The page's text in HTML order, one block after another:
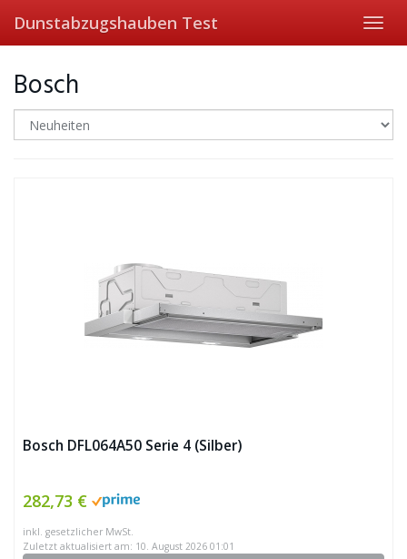
main
Dunstabzugshauben Test
Bosch
Bosch DFL064A50 Serie 4 (Silber)
282,73 €
inkl. gesetzlicher MwSt.
Zuletzt aktualisiert am: 10. August 2026 01:01